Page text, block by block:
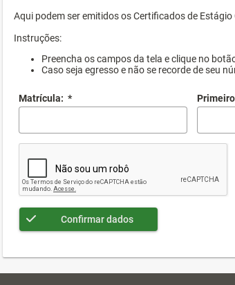
Aqui podem ser emitidos os Certificados de
Instruções:
Preencha os campos da tela e clique no
Caso seja egresso e não se recorde de seu
Matrícula: *
Confirmar dados